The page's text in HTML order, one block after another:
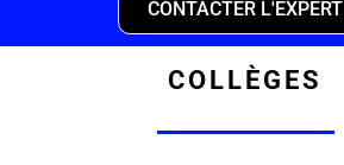
CONTACTER L'EXPERT
COLLÈGES